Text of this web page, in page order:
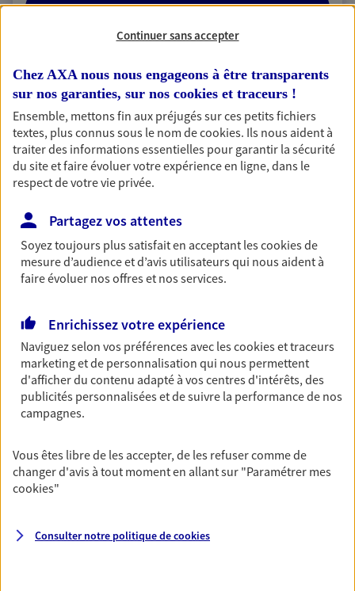
RECHERCHER
1 résultat correspond à votre
recherche
Passer les
résultats
Liste Carte
Eirl Darre Lancelot
Agent Général d'assurance exclusif AXA
Agence accessible
Horaires : Ouvert
de 09:00 à 12:00puis de 13:30 à 17:30
NOUS CONTACTER
Continuer sans accepter
Chez AXA nous nous engageons à être transparents
sur nos garanties, sur nos cookies et traceurs !
Ensemble, mettons fin aux préjugés sur ces petits fichiers
textes, plus connus sous le nom decookies. Ils nous aident à
traiter des informations essentielles pour garantir la sécurité
du site et faire évoluer votre expérience en ligne, dans le
respect de votre vie privée.
Partagez vos attentes
Soyez toujours plus satisfait en acceptant lescookiesde
mesure d’audience et d’avis utilisateurs qui nous aident à
faire évoluer nos offres et nos services.
Enrichissez votre expérience
Naviguez selon vos préférences avec lescookies et traceurs
marketing et de personnalisation qui nous permettent
d'afficher du contenu adapté à vos centres d'intérêts, des
publicités personnalisées et de suivre la performance de nos
campagnes.
Vous êtes libre de les accepter, de les refuser comme de
changer d'avis à tout moment en allant sur "Paramétrer mes
cookies"
Consulter notre politique decookies